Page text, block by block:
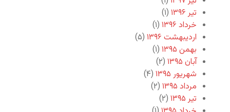
تیر ۱۳۹۶
(۱)
خرداد ۱۳۹۶
(۱)
اردیبهشت ۱۳۹۶
(۵)
بهمن ۱۳۹۵
(۱)
آبان ۱۳۹۵
(۲)
شهریور ۱۳۹۵
(۴)
مرداد ۱۳۹۵
(۲)
تیر ۱۳۹۵
(۲)